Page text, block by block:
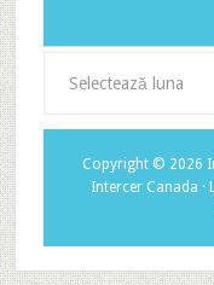
Copyright © 2026
Intercer Canada ·